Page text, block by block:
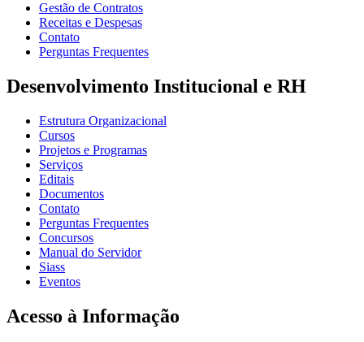
Gestão de Contratos
Receitas e Despesas
Contato
Perguntas Frequentes
Desenvolvimento Institucional e RH
Estrutura Organizacional
Cursos
Projetos e Programas
Serviços
Editais
Documentos
Contato
Perguntas Frequentes
Concursos
Manual do Servidor
Siass
Eventos
Acesso à Informação